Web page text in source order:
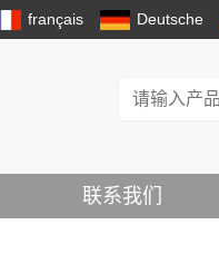
français Deutsche
联系我们